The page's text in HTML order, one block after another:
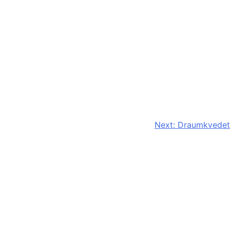
Next: Draumkvedet